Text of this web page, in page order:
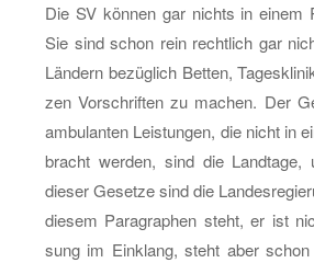
Die SV kön­nen gar nichts in einem
Sie sind schon rein recht­lich gar
Län­dern be­züg­lich Bet­ten,
zen Vor­schrif­ten zu ma­chen. Der
am­bu­lan­ten Leis­tun­gen, die nicht in
bracht wer­den, sind die Land­ta­ge,
die­ser Ge­set­ze sind die
die­sem Pa­ra­gra­phen steht, er ist
sung im Ein­klang, steht aber